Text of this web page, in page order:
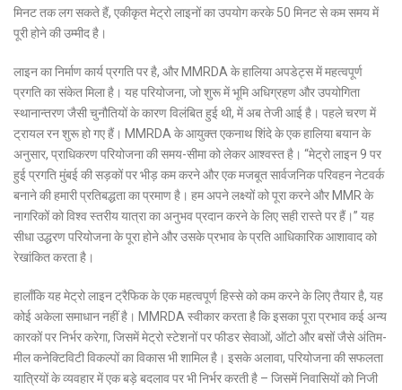
मिनट तक लग सकते हैं, एकीकृत मेट्रो लाइनों का उपयोग करके 50 मिनट से कम समय में
पूरी होने की उम्मीद है।
लाइन का निर्माण कार्य प्रगति पर है, और MMRDA के हालिया अपडेट्स में महत्वपूर्ण
प्रगति का संकेत मिला है। यह परियोजना, जो शुरू में भूमि अधिग्रहण और उपयोगिता
स्थानान्तरण जैसी चुनौतियों के कारण विलंबित हुई थी, में अब तेजी आई है। पहले चरण में
ट्रायल रन शुरू हो गए हैं। MMRDA के आयुक्त एकनाथ शिंदे के एक हालिया बयान के
अनुसार, प्राधिकरण परियोजना की समय-सीमा को लेकर आश्वस्त है। “मेट्रो लाइन 9 पर
हुई प्रगति मुंबई की सड़कों पर भीड़ कम करने और एक मजबूत सार्वजनिक परिवहन नेटवर्क
बनाने की हमारी प्रतिबद्धता का प्रमाण है। हम अपने लक्ष्यों को पूरा करने और MMR के
नागरिकों को विश्व स्तरीय यात्रा का अनुभव प्रदान करने के लिए सही रास्ते पर हैं।” यह
सीधा उद्धरण परियोजना के पूरा होने और उसके प्रभाव के प्रति आधिकारिक आशावाद को
रेखांकित करता है।
हालाँकि यह मेट्रो लाइन ट्रैफिक के एक महत्वपूर्ण हिस्से को कम करने के लिए तैयार है, यह
कोई अकेला समाधान नहीं है। MMRDA स्वीकार करता है कि इसका पूरा प्रभाव कई अन्य
कारकों पर निर्भर करेगा, जिसमें मेट्रो स्टेशनों पर फीडर सेवाओं, ऑटो और बसों जैसे अंतिम-
मील कनेक्टिविटी विकल्पों का विकास भी शामिल है। इसके अलावा, परियोजना की सफलता
यात्रियों के व्यवहार में एक बड़े बदलाव पर भी निर्भर करती है – जिसमें निवासियों को निजी